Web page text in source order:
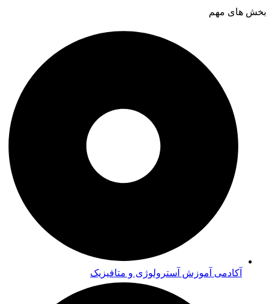
بخش های مهم
آکادمی آموزش آسترولوژی و متافیزیک